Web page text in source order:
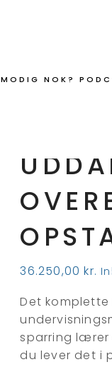
MODIG NOK?
36.250,00kr.
Det komplette
sparring
du lever det i